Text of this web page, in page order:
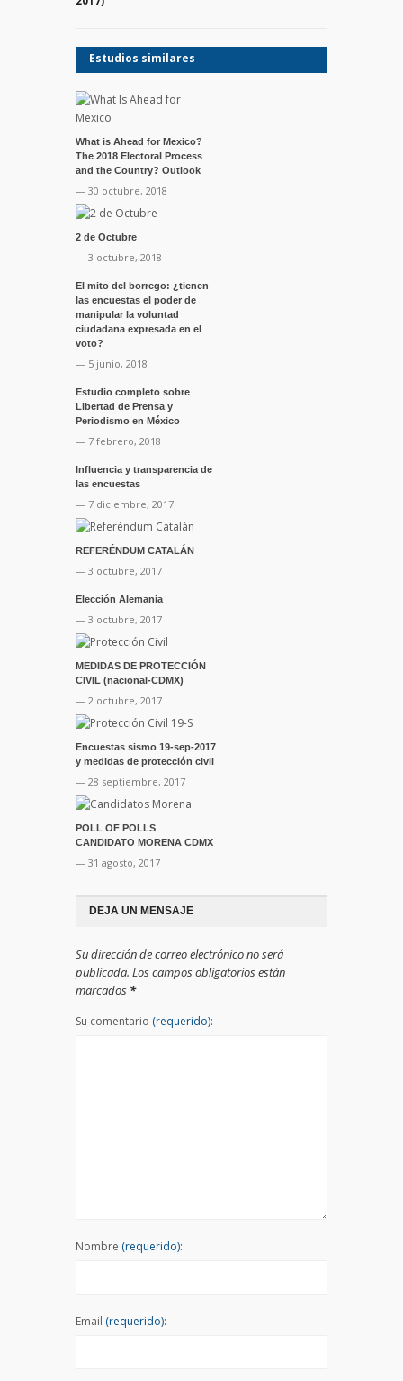
Estudios similares
What is Ahead for Mexico?
The 2018 Electoral Process
and the Country? Outlook
— 30 octubre, 2018
2 de Octubre
— 3 octubre, 2018
El mito del borrego: ¿tienen
las encuestas el poder de
manipular la voluntad
ciudadana expresada en el
voto?
— 5 junio, 2018
Estudio completo sobre
Libertad de Prensa y
Periodismo en México
— 7 febrero, 2018
Influencia y transparencia de
las encuestas
— 7 diciembre, 2017
REFERÉNDUM CATALÁN
— 3 octubre, 2017
Elección Alemania
— 3 octubre, 2017
MEDIDAS DE PROTECCIÓN
CIVIL (nacional-CDMX)
— 2 octubre, 2017
Encuestas sismo 19-sep-2017
y medidas de protección civil
— 28 septiembre, 2017
POLL OF POLLS
CANDIDATO MORENA CDMX
— 31 agosto, 2017
DEJA UN MENSAJE
Su dirección de correo electrónico no será
publicada. Los campos obligatorios están
marcados *
Su comentario (requerido):
Nombre (requerido):
Email (requerido):